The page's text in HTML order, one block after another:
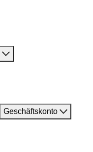
Geschäftskonto